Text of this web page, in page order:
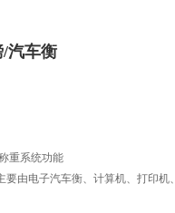
/汽车衡
重系统功能
要由电子汽车衡、计算机、打印机